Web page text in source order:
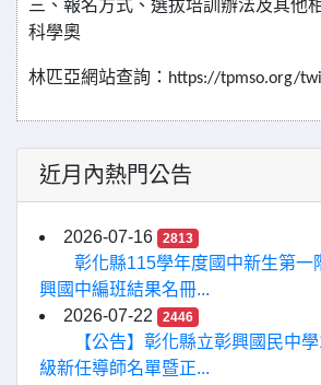
三、報名方式、選拔培訓辦法及其他
科學奧
林匹亞網站查詢： https://tpmso.org/
近月內熱門公告
2026-07-16 2813
彰化縣115學年度國中新生第一
興國中編班結果名冊...
2026-07-22
2446
【公告】彰化縣立彰興國民中
級新任導師名單暨正...